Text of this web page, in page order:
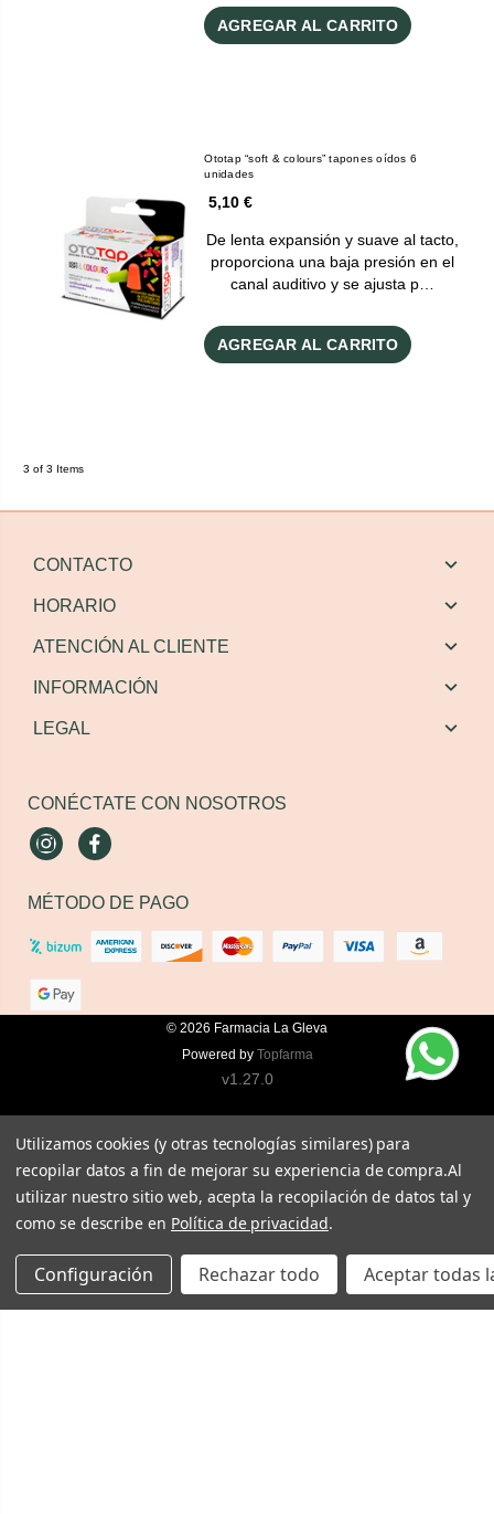
AGREGAR AL CARRITO
Ototap “soft & colours” tapones oídos 6
unidades
5,10 €
De lenta expansión y suave al tacto,
proporciona una baja presión en el
canal auditivo y se ajusta p…
AGREGAR AL CARRITO
3 of 3 Items
CONTACTO
HORARIO
ATENCIÓN AL CLIENTE
INFORMACIÓN
LEGAL
CONÉCTATE CON NOSOTROS
InstagramFacebook
MÉTODO DE PAGO
© 2026 Farmacia La Gleva
Powered by Topfarma
v1.27.0
Utilizamos cookies (y otras tecnologías similares) para
recopilar datos a fin de mejorar su experiencia de compra.Al
utilizar nuestro sitio web, acepta la recopilación de datos tal y
como se describe en Política de privacidad.
Configuración Rechazar todo Aceptar todas